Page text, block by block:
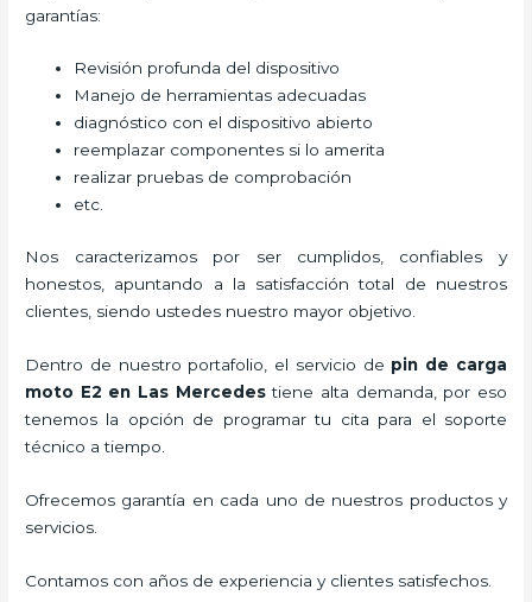
garantías:
Revisión profunda del dispositivo
Manejo de herramientas adecuadas
diagnóstico con el dispositivo abierto
reemplazar componentes si lo amerita
realizar pruebas de comprobación
etc.
Nos caracterizamos por ser cumplidos, confiables y
honestos, apuntando a la satisfacción total de nuestros
clientes, siendo ustedes nuestro mayor objetivo.
Dentro de nuestro portafolio, el servicio de pin de carga
moto E2 en Las Mercedestiene alta demanda, por eso
tenemos la opción de programar tu cita para el soporte
técnico a tiempo.
Ofrecemos garantía en cada uno de nuestros productos y
servicios.
Contamos con años de experiencia y clientes satisfechos.